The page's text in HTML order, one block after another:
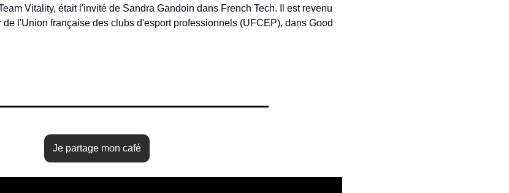
Vitality, était l'invité de Sandra Gandoin dans French Tech. Il est revenu
l'Union française des clubs d'esport professionnels (UFCEP), dans Good
Je partage mon café